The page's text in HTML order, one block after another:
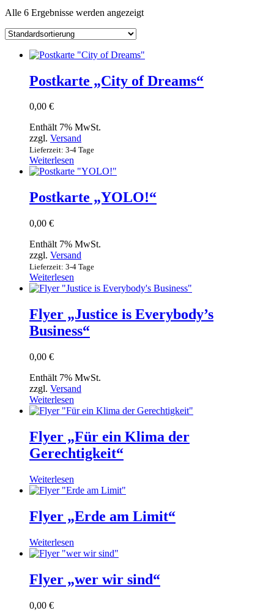
Alle 6 Ergebnisse werden angezeigt
Postkarte „City of Dreams“
0,00 €
Enthält 7% MwSt.
zzgl. Versand
Lieferzeit: 3-4 Tage
Weiterlesen
Postkarte „YOLO!“
0,00 €
Enthält 7% MwSt.
zzgl. Versand
Lieferzeit: 3-4 Tage
Weiterlesen
Flyer „Justice is Everybody’s
Business“
0,00 €
Enthält 7% MwSt.
zzgl. Versand
Weiterlesen
Flyer „Für ein Klima der
Gerechtigkeit“
Weiterlesen
Flyer „Erde am Limit“
Weiterlesen
Flyer „wer wir sind“
0,00 €